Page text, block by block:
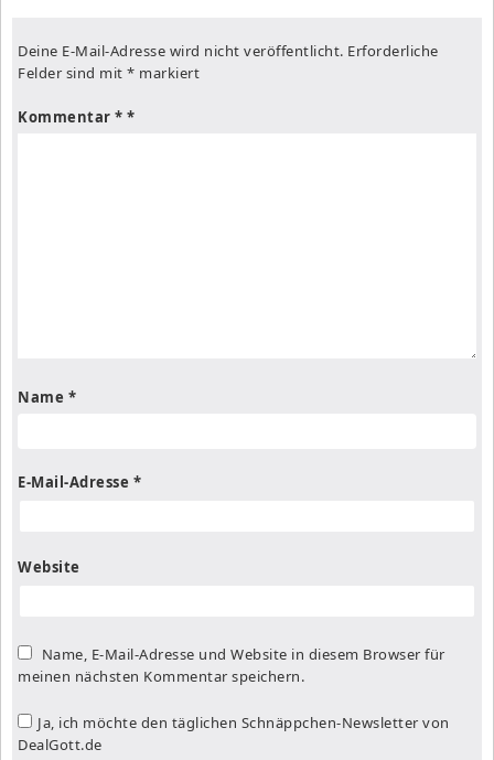
Deine E-Mail-Adresse wird nicht veröffentlicht. Erforderliche
Felder sind mit * markiert
Kommentar *
Name *
E-Mail-Adresse *
Website
Name, E-Mail-Adresse und Website in diesem Browser für
meinen nächsten Kommentar speichern.
Ja, ich möchte den täglichen Schnäppchen-Newsletter von
DealGott.de